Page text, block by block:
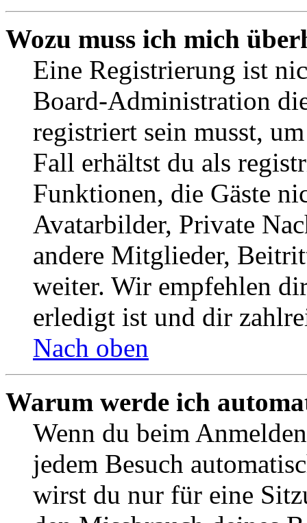
Wozu muss ich mich
Eine Registrierung ist
Board-Administration
registriert sein musst,
Fall erhältst du als
Funktionen, die Gäste
Avatarbilder, Private
andere Mitglieder,
weiter. Wir empfehlen
erledigt ist und dir
Nach oben
Warum werde ich
Wenn du beim
jedem Besuch
wirst du nur für eine